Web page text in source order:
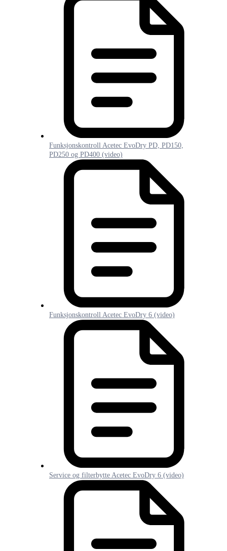
Funksjonskontroll Acetec EvoDry PD, PD150,
PD250 og PD400 (video)
Funksjonskontroll Acetec EvoDry 6 (video)
Service og filterbytte Acetec EvoDry 6 (video)